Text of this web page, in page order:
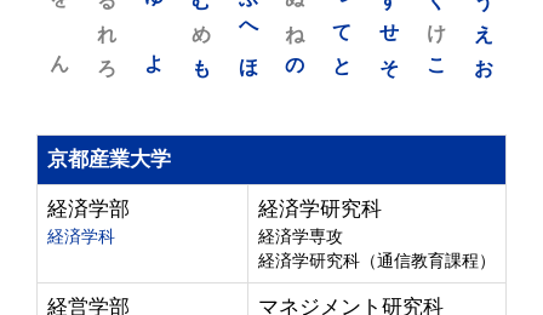
え
お
け
こ
せ
そ
て
と
ね
の
へ
ほ
め
も
よ
れ
ろ
ん
京都産業大学
経済学部
経済学科
経済学研究科
経済学専攻
経済学研究科（通信教育課程）
経営学部 マネジメント研究科